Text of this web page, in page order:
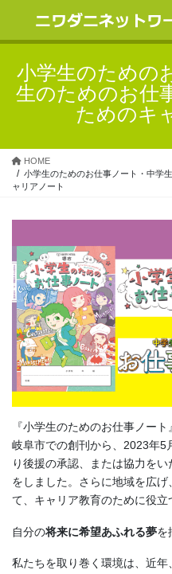
小学生のための
生のためのお仕
ためのキ
HOME
小学生のためのお仕事ノート・中学
ャリアノート
『小学生のためのお仕事ノー
岐阜市での創刊から、2023年5
り後援の承認、または協力を
をしました。さらに地域を広
て、キャリア教育のために役立
自分の将来に希望あふれる夢を
私たちを取り巻く環境は、近